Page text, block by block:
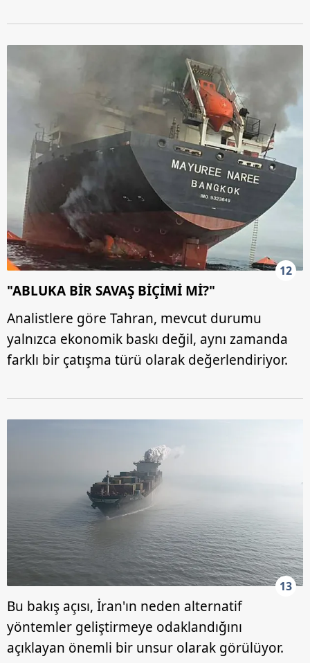
12
"ABLUKA BİR SAVAŞ BİÇİMİ Mİ?"
Analistlere göre Tahran, mevcut durumu
yalnızca ekonomik baskı değil, aynı zamanda
farklı bir çatışma türü olarak değerlendiriyor.
13
Bu bakış açısı, İran'ın neden alternatif
yöntemler geliştirmeye odaklandığını
açıklayan önemli bir unsur olarak görülüyor.